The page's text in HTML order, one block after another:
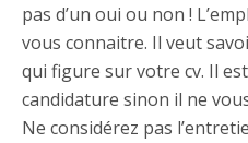
pas d’un oui ou non !
vous connaitre. Il veut
qui figure sur votre cv. Il
candidature sinon il ne
Ne considérez pas